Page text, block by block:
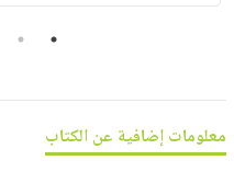
تواصل
معنا
1
2
معلومات إضافية عن الكتاب